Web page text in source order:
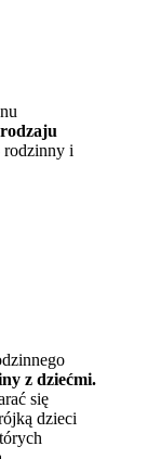
rodzinny i
z dziećmi.
się
dzieci